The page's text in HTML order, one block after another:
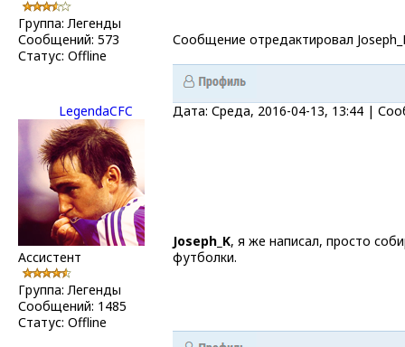
Группа: Легенды
Сообщений: 573
Статус: Offline
Сообщение отредактировал
LegendaCFC Дата: Среда, 2016-04-13, 13:44 |
Ассистент
Группа: Легенды
Сообщений: 1485
Статус: Offline
Joseph_K, я же написал, просто
футболки.